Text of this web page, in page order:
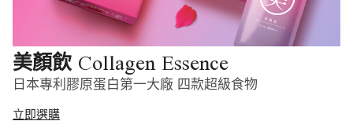
美顏飲 Collagen Essence
日本專利膠原蛋白第一大廠 四款超級食物
立即選購